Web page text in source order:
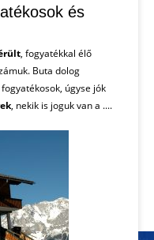
és
, fogyatékkal élő
Buta dolog
úgyse jók
, nekik is joguk van a ....